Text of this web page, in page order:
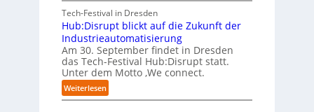
t
e
l
l
e
n
b
r
v
e
r
f
a
h
r
e
h
w
a
b
z
u
m
C
n
w
o
l
e
n
R
A
A
Z
ü
r
i
c
h
Tech-Festival in Dresden
Hub:Disrupt blickt auf die Zukunft der
Industrieautomatisierung
Am 30. September findet in Dresden
das Tech-Festival Hub:Disrupt statt.
Unter dem Motto ‚We connect.
Weiterlesen:
H